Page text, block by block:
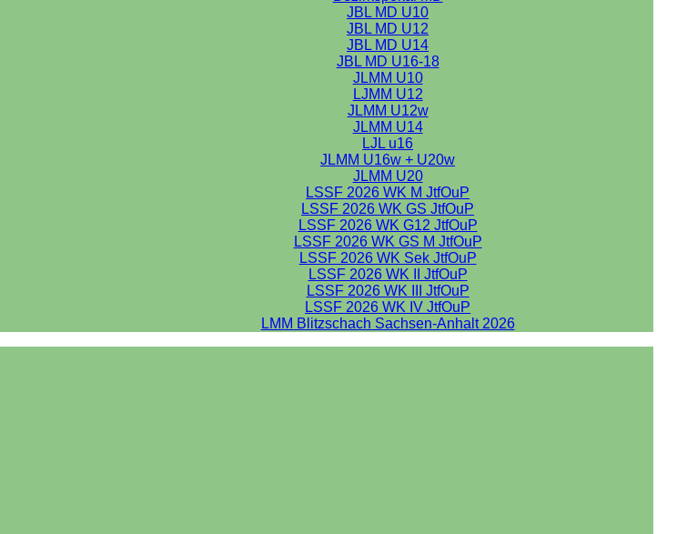
JBL MD U10
JBL MD U12
JBL MD U14
JBL MD U16-18
JLMM U10
LJMM U12
JLMM U12w
JLMM U14
LJL u16
JLMM U16w + U20w
JLMM U20
LSSF 2026 WK M JtfOuP
LSSF 2026 WK GS JtfOuP
LSSF 2026 WK G12 JtfOuP
LSSF 2026 WK GS M JtfOuP
LSSF 2026 WK Sek JtfOuP
LSSF 2026 WK II JtfOuP
LSSF 2026 WK III JtfOuP
LSSF 2026 WK IV JtfOuP
LMM Blitzschach Sachsen-Anhalt 2026